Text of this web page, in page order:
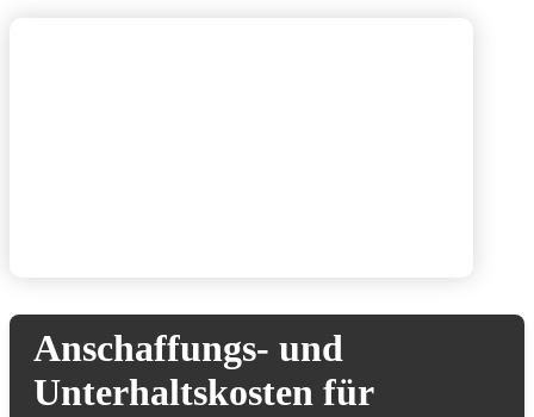
Anschaffungs- und
Unterhaltskosten für